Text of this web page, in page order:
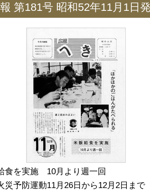
第181号 昭和52年11月1日
食を実施 10月より週一回
災予防運動11月26日から12月2日まで